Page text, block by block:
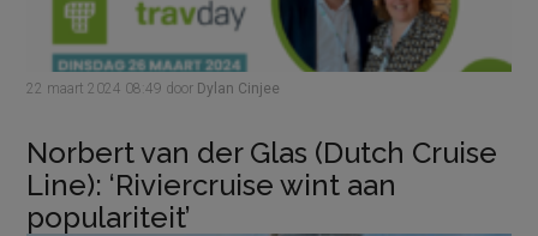
22 maart 2024 08:49 door Dylan Cinjee
Norbert van der Glas (Dutch Cruise
Line): ‘Riviercruise wint aan
populariteit’